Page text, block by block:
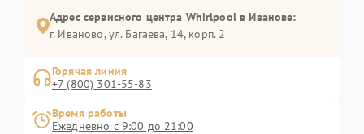
Адрес сервисного центра Whirlpool в Иванове:
г. Иваново, ул. Багаева, 14, корп. 2
Горячая линия
+7 (800) 301-55-83
Время работы
Ежедневно с 9:00 до 21:00